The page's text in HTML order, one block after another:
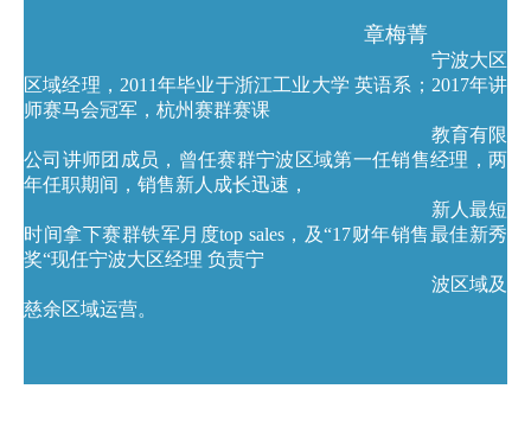
章梅菁
宁波大区
区域经理，2011年毕业于浙江工业大学 英语系；2017年讲
师赛马会冠军，杭州赛群赛课
教育有限
公司讲师团成员，曾任赛群宁波区域第一任销售经理，两
年任职期间，销售新人成长迅速，
新人最短
时间拿下赛群铁军月度top sales，及“17财年销售最佳新秀
奖“现任宁波大区经理 负责宁
波区域及
慈余区域运营。